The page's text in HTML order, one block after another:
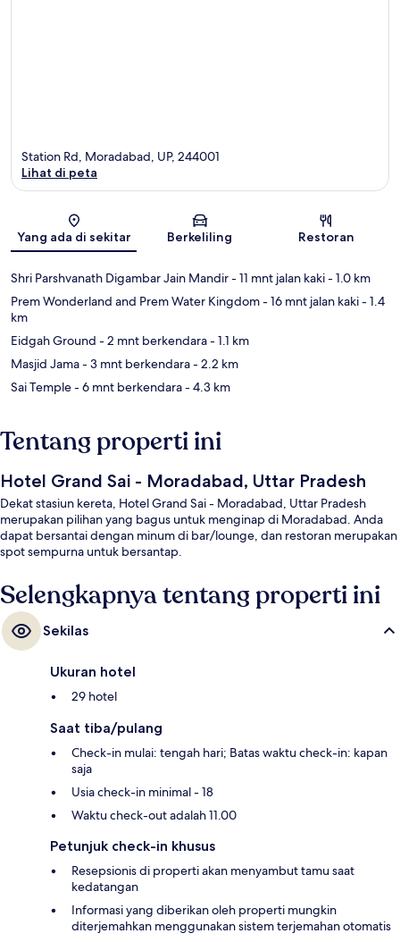
Peta
Station Rd, Moradabad, UP, 244001
Lihat di peta
Yang ada di sekitar Berkeliling Restoran
Shri Parshvanath Digambar Jain Mandir- 11 mnt jalan kaki- 1.0 km
Prem Wonderland and Prem Water Kingdom- 16 mnt jalan kaki- 1.4
km
Eidgah Ground - 2 mnt berkendara- 1.1 km
Masjid Jama- 3 mnt berkendara- 2.2 km
Sai Temple- 6 mnt berkendara- 4.3 km
Tentang properti ini
Hotel Grand Sai - Moradabad, Uttar Pradesh
Dekat stasiun kereta, Hotel Grand Sai - Moradabad, Uttar Pradesh
merupakan pilihan yang bagus untuk menginap di Moradabad. Anda
dapat bersantai dengan minum di bar/lounge, dan restoran merupakan
spot sempurna untuk bersantap.
Selengkapnya tentang properti ini
Sekilas
Ukuran hotel
29 hotel
Saat tiba/pulang
Check-in mulai: tengah hari; Batas waktu check-in: kapan
saja
Usia check-in minimal - 18
Waktu check-out adalah 11.00
Petunjuk check-in khusus
Resepsionis di properti akan menyambut tamu saat
kedatangan
Informasi yang diberikan oleh properti mungkin
diterjemahkan menggunakan sistem terjemahan otomatis